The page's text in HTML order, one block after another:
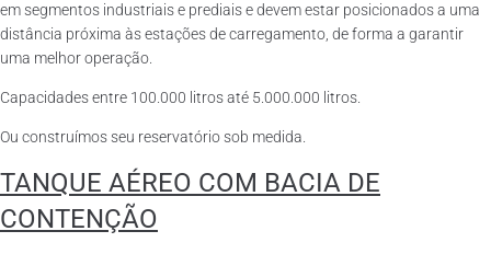
em segmentos industriais e prediais e devem estar posicionados a uma
distância próxima às estações de carregamento, de forma a garantir
uma melhor operação.
Capacidades entre 100.000 litros até 5.000.000 litros.
Ou construímos seu reservatório sob medida.
TANQUE AÉREO COM BACIA DE
CONTENÇÃO